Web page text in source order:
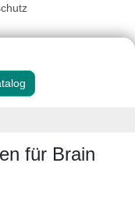
für Brain